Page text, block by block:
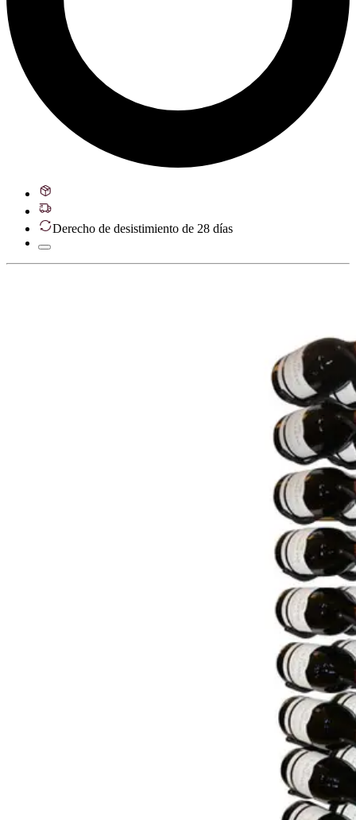
Derecho de desistimiento de 28 días